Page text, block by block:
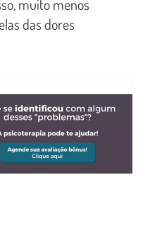
muito menos
das dores